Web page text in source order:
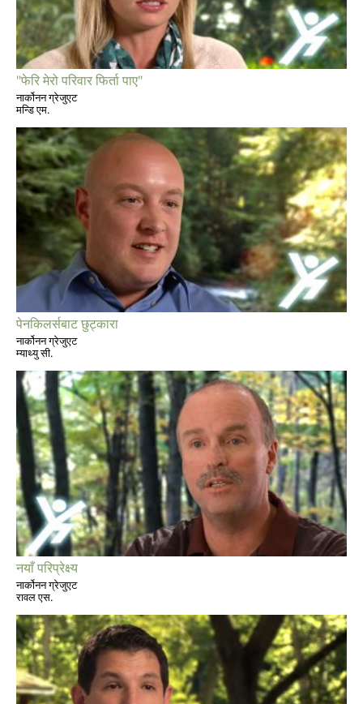
"फेरि मेरो परिवार फिर्ता पाए"
नार्कोनन ग्रेजुएट
मन्डि एम.
पेनकिलर्सबाट छुट्कारा
नार्कोनन ग्रेजुएट
म्याथ्यु सी.
नयाँ परिप्रेक्ष्य
नार्कोनन ग्रेजुएट
रावल एस.